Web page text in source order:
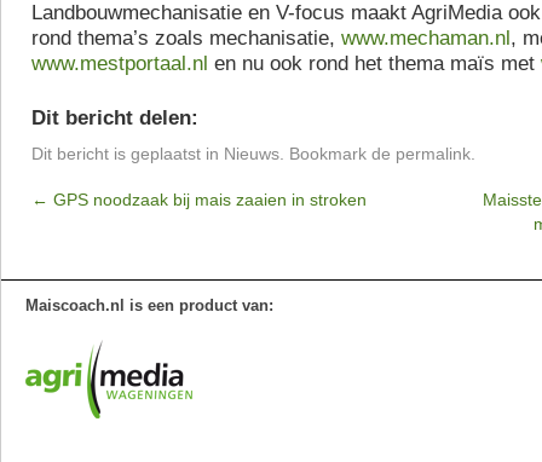
Landbouwmechanisatie en V-focus maakt AgriMedia
rond thema’s zoals mechanisatie, www.mechaman.nl,
www.mestportaal.nl en nu ook rond het thema maïs met
Dit bericht delen:
Dit bericht is geplaatst in Nieuws . Bookmark de permalink
← GPS noodzaak bij mais zaaien in stroken
Maiscoach.nl is een product van: